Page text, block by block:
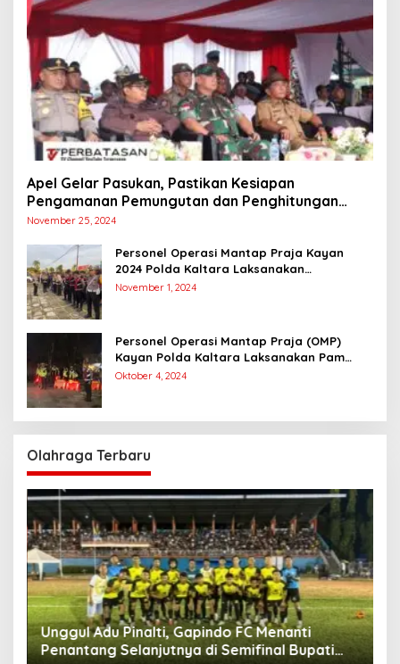
Apel Gelar Pasukan, Pastikan Kesiapan
Pengamanan Pemungutan dan Penghitungan
Suara
November 25, 2024
Personel Operasi Mantap Praja Kayan
2024 Polda Kaltara Laksanakan
Pengamanan Simulasi Pemungutan dan
November 1, 2024
Personel Operasi Mantap Praja (OMP)
Kayan Polda Kaltara Laksanakan Pam
Kampanye Paslon Gubernur dan Wakil
Oktober 4, 2024
Olahraga Terbaru
Unggul Adu Pinalti, Gapindo FC Menanti
Penantang Selanjutnya di Semifinal Bupati